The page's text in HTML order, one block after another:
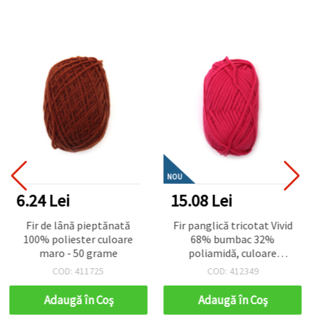
6.24 Lei
Fir de lână pieptănată
100% poliester culoare
maro - 50 grame
COD: 411725
Adaugă în Coş
NOU
15.08 Lei
Fir panglică tricotat Vivid
68% bumbac 32%
poliamidă, culoare
ciclamen, 50 g – pentru
diverse proiecte
handmade
COD: 412349
Adaugă în Coş